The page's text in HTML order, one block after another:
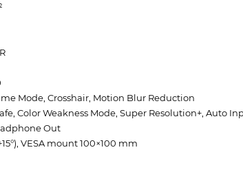
Mode, Crosshair, Motion Blur Reduction
Color Weakness Mode, Super Resolution+, Auto
Out
VESA mount 100×100 mm